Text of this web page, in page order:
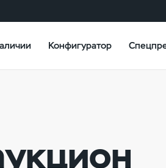
Конфигуратор